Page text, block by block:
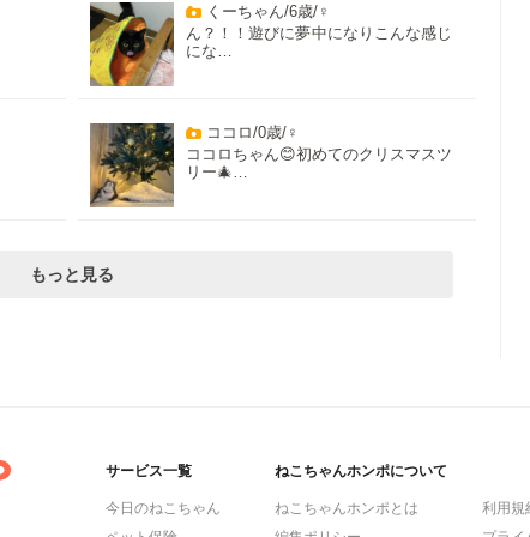
くーちゃん/6歳/♀
ん？！！遊びに夢中になりこんな感じ
にな…
ココロ/0歳/♀
ココロちゃん😊初めてのクリスマスツ
リー🎄…
もっと見る
サービス一覧
今日のねこちゃん
ねこちゃんホンポについて
ねこちゃんホンポとは
利用規